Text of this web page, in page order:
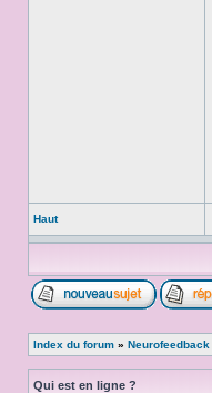
Haut
Index du forum » Neurofeedback
Qui est en ligne ?